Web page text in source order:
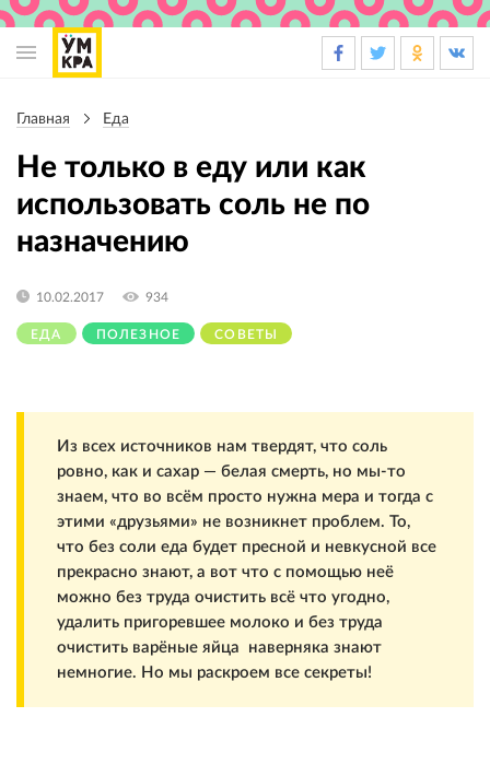
навигации
Главная Еда
Не только в еду или как
использовать соль не по
назначению
ЕДА ПОЛЕЗНОЕ СОВЕТЫ
10.02.2017 934
Из всех источников нам твердят, что соль
ровно, как и сахар — белая смерть, но мы-то
знаем, что во всём просто нужна мера и тогда с
этими «друзьями» не возникнет проблем. То,
что без соли еда будет пресной и невкусной все
прекрасно знают, а вот что с помощью неё
можно без труда очистить всё что угодно,
удалить пригоревшее молоко и без труда
очистить варёные яйца наверняка знают
немногие. Но мы раскроем все секреты!